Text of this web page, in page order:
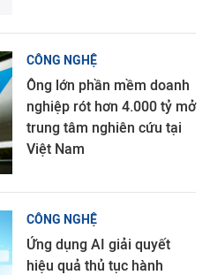
CÔNG NGHỆ
Ông lớn phần mềm doanh
nghiệp rót hơn 4.000 tỷ mở
trung tâm nghiên cứu tại
Việt Nam
CÔNG NGHỆ
Ứng dụng AI giải quyết
hiệu quả thủ tục hành